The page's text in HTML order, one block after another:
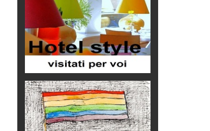
Trentodoc Festival, bollicine di
montagna
eventi
Grecia, le donne di Olympos
Viaggi
Ecco come salvare il viaggio
aereo
imprevisti...
C'era una volta la legge per le
valli del silenzio